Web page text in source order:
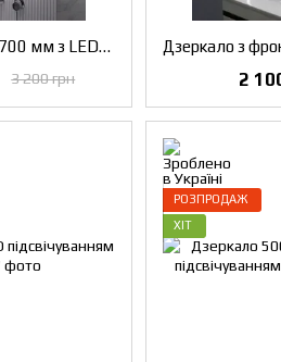
Дзеркало КОЛО 700 мм з LED-підсвічуванням
3 200 грн 2
РОЗПРОДАЖ
ХІТ